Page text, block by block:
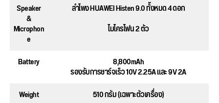
Speaker
&
Microphon
e
ลำโพง HUAWEI Histen 9.0 ทั้งหมด 4 ดอก
ไมโครโฟน 2 ตัว
Battery 8,800mAh
รองรับการชาร์จเร็ว 10V 2.25A และ 9V 2A
Weight
510 กรัม (เฉพาะตัวเครื่อง)